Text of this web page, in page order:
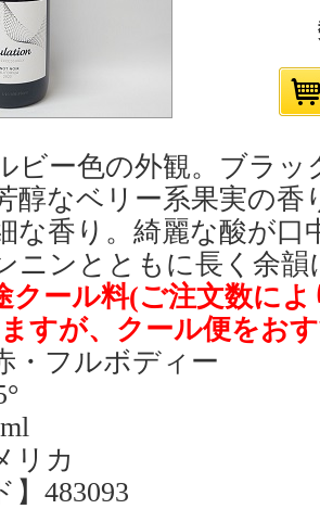
ビー色の外観。ブラッ
醇なベリー系果実の香
な香り。綺麗な酸が口
ニンとともに長く余韻
クール料(ご注文数によ
すが、クール便をお
・フルボディー
リカ
】483093